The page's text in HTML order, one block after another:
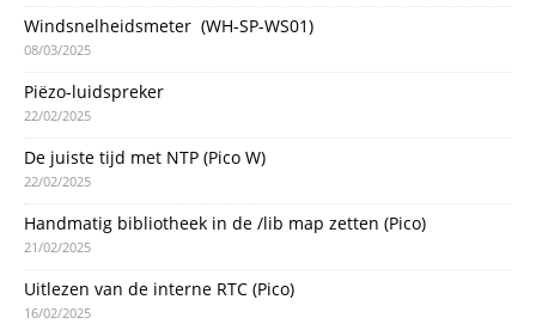
Windsnelheidsmeter (WH-SP-WS01)
08/03/2025
Piëzo-luidspreker
22/02/2025
De juiste tijd met NTP (Pico W)
22/02/2025
Handmatig bibliotheek in de /lib map zetten (Pico)
21/02/2025
Uitlezen van de interne RTC (Pico)
16/02/2025